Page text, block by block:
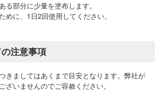
る部分に少量を塗布します。
めに、1日2回使用してください。
注意事項
きましてはあくまで目安となります。弊社が
ざいませんのでご容赦ください。